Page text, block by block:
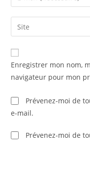
comment
your
email
address
comment
Saisir
l’URL
de
votre
(facultatif)
Enregistrer mon nom,
navigateur pour mon
Prévenez-moi de
e-mail.
Prévenez-moi de